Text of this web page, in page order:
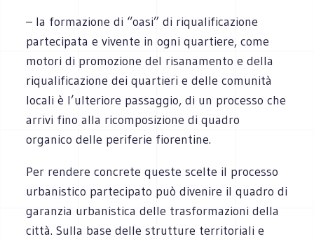
– la formazione di “oasi” di riqualificazione
partecipata e vivente in ogni quartiere, come
motori di promozione del risanamento e della
riqualificazione dei quartieri e delle comunità
locali è l’ulteriore passaggio, di un processo che
arrivi fino alla ricomposizione di quadro
organico delle periferie fiorentine.
Per rendere concrete queste scelte il processo
urbanistico partecipato può divenire il quadro di
garanzia urbanistica delle trasformazioni della
città. Sulla base delle strutture territoriali e